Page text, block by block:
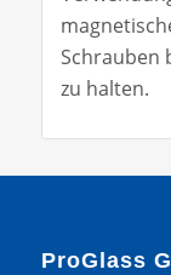
Schrauben
zu halten.
ProGlass